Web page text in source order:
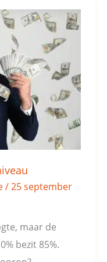
/25 september
maar de
bezit 85%.